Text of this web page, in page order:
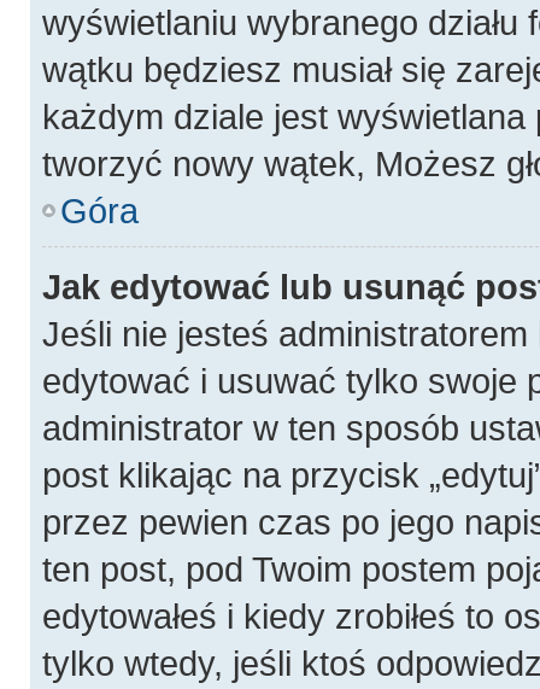
wyświetlaniu wybranego
wątku będziesz musiał się
każdym dziale jest wyświetlana
tworzyć nowy wątek, Możesz
Góra
Jak edytować lub usunąć
Jeśli nie jesteś
edytować i usuwać tylko swoje
administrator w ten sposób
post klikając na przycisk
przez pewien czas po jego
ten post, pod Twoim postem
edytowałeś i kiedy zrobiłeś to
tylko wtedy, jeśli ktoś